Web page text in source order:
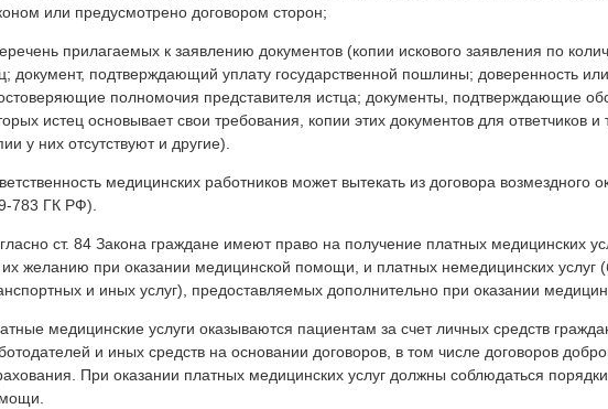
или предусмотрено договором сторон;
прилагаемых к заявлению документов (копии искового заявления по
документ, подтверждающий уплату государственной пошлины; доверенность
полномочия представителя истца; документы, подтверждающие
истец основывает свои требования, копии этих документов для ответчиков и
у них отсутствуют и другие).
медицинских работников может вытекать из договора возмездного
783 ГК РФ).
ст. 84 Закона граждане имеют право на получение платных медицинских
их желанию при оказании медицинской помощи, и платных немедицинских услуг
и иных услуг), предоставляемых дополнительно при оказании
медицинские услуги оказываются пациентам за счет личных средств
и иных средств на основании договоров, в том числе договоров
При оказании платных медицинских услуг должны соблюдаться